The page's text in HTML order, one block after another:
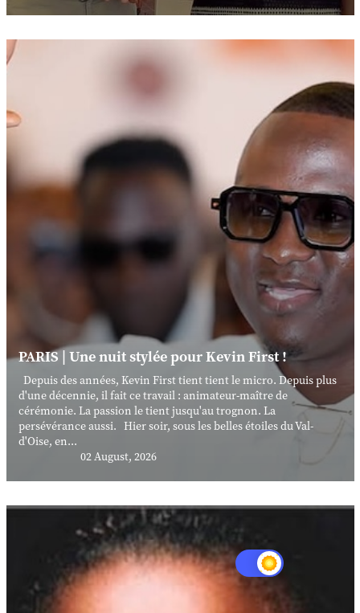
PARIS | Une nuit stylée pour Kevin First !
Depuis des années, Kevin First tient tient le micro. Depuis plus
d'une décennie, il fait ce travail : animateur-maître de
cérémonie. La passion le tient jusqu'au trognon. La
persévérance aussi. Hier soir, sous les belles étoiles du Val-
d'Oise, en...
02 August, 2026